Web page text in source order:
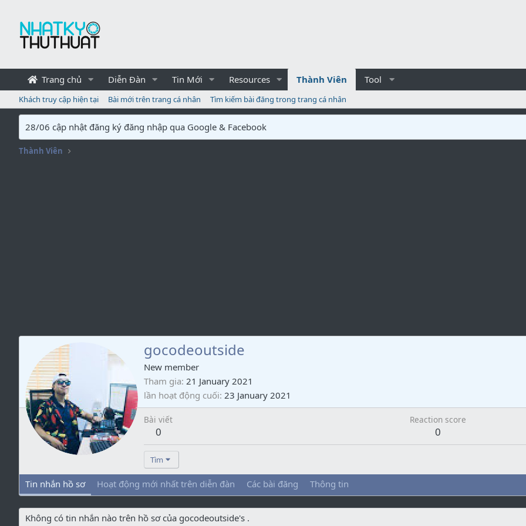
Trang chủ Diễn Đàn Tin Mới Resources Thành Viên Tool
Khách truy cập hiện tại Bài mới trên trang cá nhân Tìm kiếm bài đăng trong trang cá nhân
28/06 cập nhật đăng ký đăng nhập qua Google & Facebook
Thành Viên
gocodeoutside
New member
Tham gia 21 January 2021
lần hoạt động cuối 23 January 2021
Bài viết
0
Reaction score
0
Tìm
Tin nhắn hồ sơ Hoạt động mới nhất trên diễn đàn Các bài đăng Thông tin
Không có tin nhắn nào trên hồ sơ của gocodeoutside's .